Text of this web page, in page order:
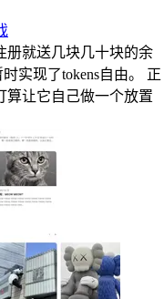
册就送几块几十块的余
实现了tokens自由。 正
算让它自己做一个放置